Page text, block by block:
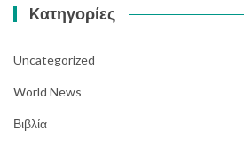
Kατηγορίες
Uncategorized
World News
Βιβλία